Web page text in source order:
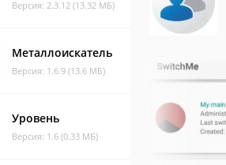
Версия: 2.3.12 (13.32 МБ)
Металлоискатель
Версия: 1.6.9 (13.6 МБ)
Уровень
Версия: 1.6 (0.33 МБ)